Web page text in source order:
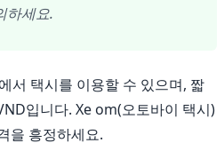
하세요.
서 택시를 이용할 수 있으며, 짧
입니다. Xe om(오토바이 택시)
을 흥정하세요.